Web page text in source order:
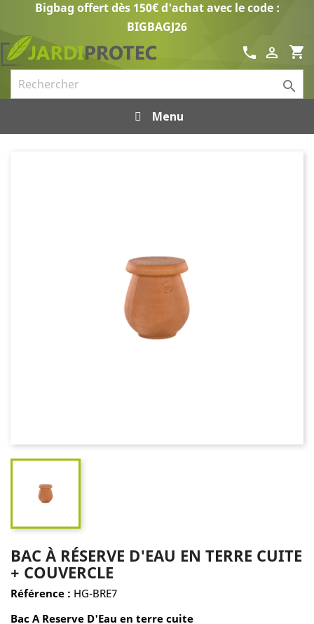
Bigbag offert dès 150€ d'achat avec le code :
BIGBAGJ26
shopping_cart

call

Menu
BAC À RÉSERVE D'EAU EN TERRE CUITE
+ COUVERCLE
Référence : HG-BRE7
Bac A Reserve D'Eau en terre cuite